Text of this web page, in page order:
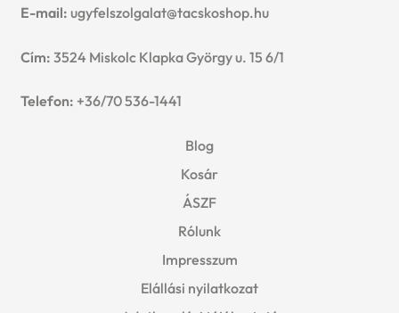
E-mail: ugyfelszolgalat@tacskoshop.hu
Cím: 3524 Miskolc Klapka György u. 15 6/1
Telefon: +36/70 536-1441
Blog
Kosár
ÁSZF
Rólunk
Impresszum
Elállási nyilatkozat